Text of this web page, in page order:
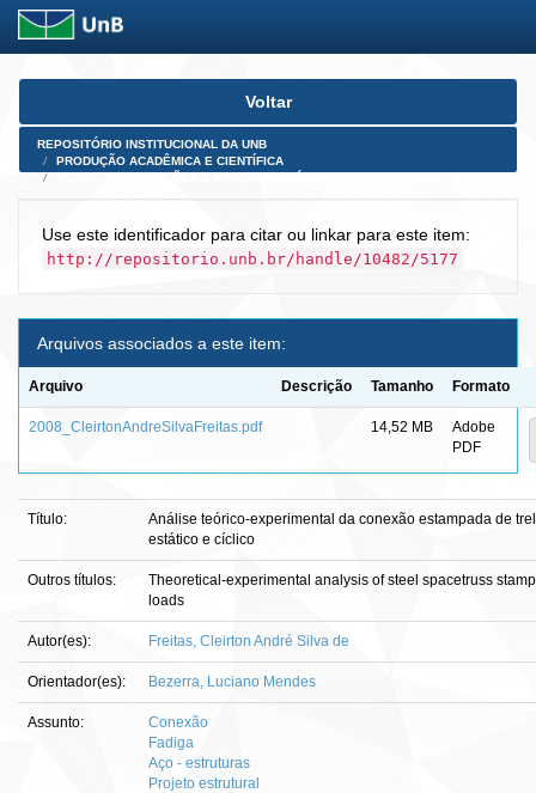
Skip
Voltar
REPOSITÓRIO INSTITUCIONAL DA UNB
PRODUÇÃO ACADÊMICA E CIENTÍFICA
Use este identificador para citar ou linkar para este item:
http://repositorio.unb.br/handle/10482/5177
Arquivos associados a este item:
Arquivo Descrição Tamanho Formato
2008_CleirtonAndreSilvaFreitas.pdf 14,52 MB
Adobe
PDF
Título:
Análise teórico-experimental da conexão estampada de
estático e cíclico
Outros títulos:
Theoretical-experimental analysis of steel spacetruss
loads
Autor(es): Freitas, Cleirton André Silva de
Orientador(es): Bezerra, Luciano Mendes
Assunto:
Conexão
Fadiga
Aço - estruturas
Projeto estrutural